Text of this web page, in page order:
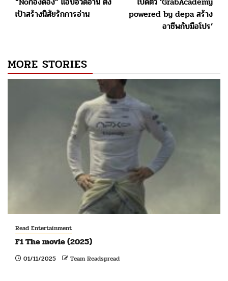
เป้าสร้างนิสัยรักการอ่าน
powered by depa สร้าง
อาชีพกับมือโปร’
MORE STORIES
Read Entertainment
F1 The movie (2025)
01/11/2025 Team Readspread